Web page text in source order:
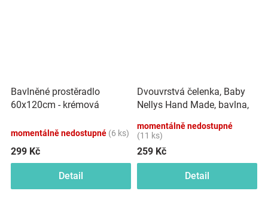
Bavlněné prostěradlo
60x120cm - krémová
momentálně nedostupné (6 ks)
299 Kč
Detail
Dvouvrstvá čelenka, Baby
Nellys Hand Made, bavlna,
80/98
momentálně nedostupné
(11 ks)
259 Kč
Detail